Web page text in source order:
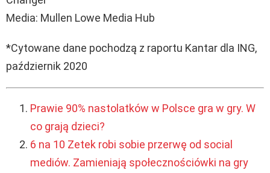
Media: Mullen Lowe Media Hub
*Cytowane dane pochodzą z raportu Kantar dla ING,
październik 2020
Prawie 90% nastolatków w Polsce gra w gry. W
co grają dzieci?
6 na 10 Zetek robi sobie przerwę od social
mediów. Zamieniają społecznościówki na gry